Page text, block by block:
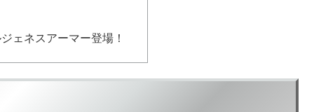
ェネスアーマー登場！